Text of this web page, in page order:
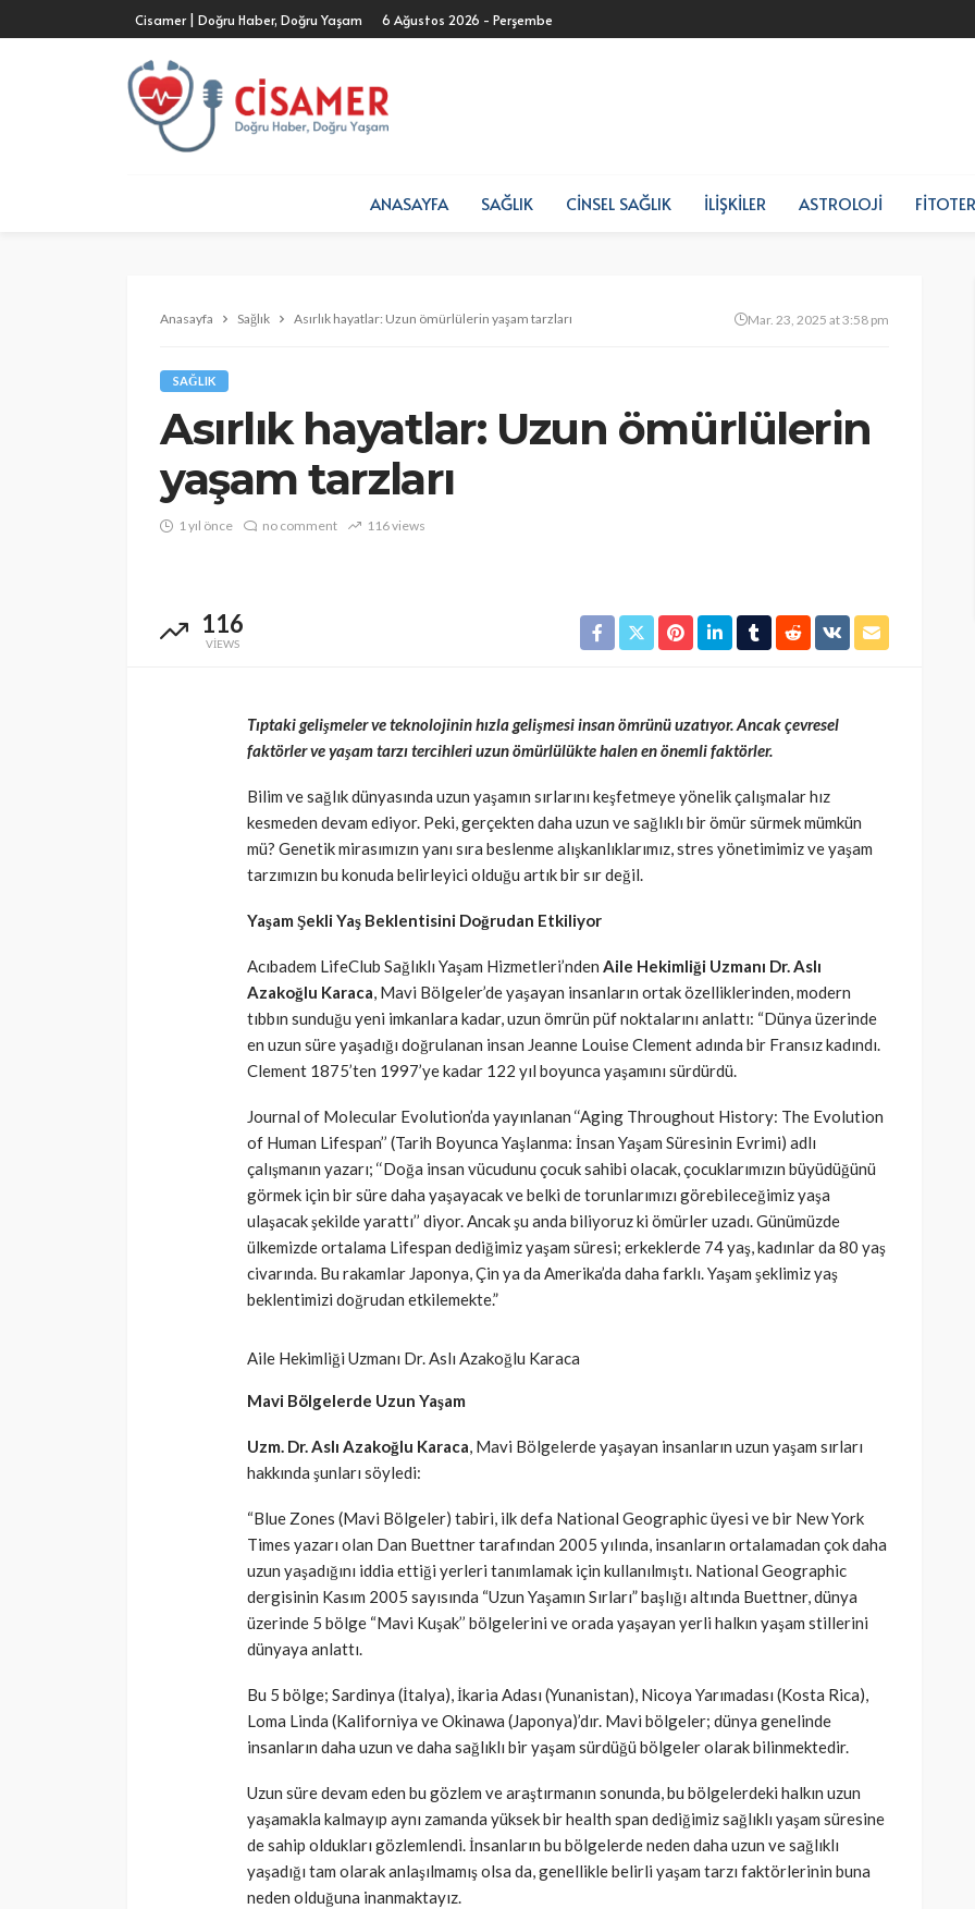
Cisamer | Doğru Haber, Doğru Yaşam 6 Ağustos 2026 - Perşembe
ANASAYFA SAĞLIK CINSEL SAĞLIK İLIŞKILER ASTROLOJI
Anasayfa Sağlık Asırlık hayatlar: Uzun ömürlülerin yaşam tarzları Mar. 23, 2025 at 3:58 pm
SAĞLIK
Asırlık hayatlar: Uzun ömürlülerin
yaşam tarzları
1 yıl önce no comment 116 views
116
VIEWS
Tıptaki gelişmeler ve teknolojinin hızla gelişmesi insan ömrünü uzatıyor. Ancak çevresel
faktörler ve yaşam tarzı tercihleri uzun ömürlülükte halen en önemli faktörler.
Bilim ve sağlık dünyasında uzun yaşamın sırlarını keşfetmeye yönelik çalışmalar hız
kesmeden devam ediyor. Peki, gerçekten daha uzun ve sağlıklı bir ömür sürmek mümkün
mü? Genetik mirasımızın yanı sıra beslenme alışkanlıklarımız, stres yönetimimiz ve yaşam
tarzımızın bu konuda belirleyici olduğu artık bir sır değil.
Yaşam Şekli Yaş Beklentisini Doğrudan Etkiliyor
Acıbadem LifeClub Sağlıklı Yaşam Hizmetleri’nden Aile Hekimliği Uzmanı Dr. Aslı
Azakoğlu Karaca, Mavi Bölgeler’de yaşayan insanların ortak özelliklerinden, modern
tıbbın sunduğu yeni imkanlara kadar, uzun ömrün püf noktalarını anlattı: “Dünya üzerinde
en uzun süre yaşadığı doğrulanan insan Jeanne Louise Clement adında bir Fransız kadındı.
Clement 1875’ten 1997’ye kadar 122 yıl boyunca yaşamını sürdürdü.
Journal of Molecular Evolution’da yayınlanan ‘‘Aging Throughout History: The Evolution
of Human Lifespan’’ (Tarih Boyunca Yaşlanma: İnsan Yaşam Süresinin Evrimi) adlı
çalışmanın yazarı; ‘‘Doğa insan vücudunu çocuk sahibi olacak, çocuklarımızın büyüdüğünü
görmek için bir süre daha yaşayacak ve belki de torunlarımızı görebileceğimiz yaşa
ulaşacak şekilde yarattı’’ diyor. Ancak şu anda biliyoruz ki ömürler uzadı. Günümüzde
ülkemizde ortalama Lifespan dediğimiz yaşam süresi; erkeklerde 74 yaş, kadınlar da 80 yaş
civarında. Bu rakamlar Japonya, Çin ya da Amerika’da daha farklı. Yaşam şeklimiz yaş
beklentimizi doğrudan etkilemekte.”
Aile Hekimliği Uzmanı Dr. Aslı Azakoğlu Karaca
Mavi Bölgelerde Uzun Yaşam
Uzm. Dr. Aslı Azakoğlu Karaca, Mavi Bölgelerde yaşayan insanların uzun yaşam sırları
hakkında şunları söyledi:
“Blue Zones (Mavi Bölgeler) tabiri, ilk defa National Geographic üyesi ve bir New York
Times yazarı olan Dan Buettner tarafından 2005 yılında, insanların ortalamadan çok daha
uzun yaşadığını iddia ettiği yerleri tanımlamak için kullanılmıştı. National Geographic
dergisinin Kasım 2005 sayısında “Uzun Yaşamın Sırları” başlığı altında Buettner, dünya
üzerinde 5 bölge “Mavi Kuşak’’ bölgelerini ve orada yaşayan yerli halkın yaşam stillerini
dünyaya anlattı.
Bu 5 bölge; Sardinya (İtalya), İkaria Adası (Yunanistan), Nicoya Yarımadası (Kosta Rica),
Loma Linda (Kaliforniya ve Okinawa (Japonya)’dır. Mavi bölgeler; dünya genelinde
insanların daha uzun ve daha sağlıklı bir yaşam sürdüğü bölgeler olarak bilinmektedir.
Uzun süre devam eden bu gözlem ve araştırmanın sonunda, bu bölgelerdeki halkın uzun
yaşamakla kalmayıp aynı zamanda yüksek bir health span dediğimiz sağlıklı yaşam süresine
de sahip oldukları gözlemlendi. İnsanların bu bölgelerde neden daha uzun ve sağlıklı
yaşadığı tam olarak anlaşılmamış olsa da, genellikle belirli yaşam tarzı faktörlerinin buna
neden olduğuna inanmaktayız.
SAĞLIK
Günde yalnızca 3 kısmı
yetiyor! Alzheimer riskine
karşı çelikten kalkan
Cisamer 3 ay önce 391
SAĞLIK
Türkiye’de de satılan bebek
mamasına toplatma kararı
Cisamer 3 ay önce